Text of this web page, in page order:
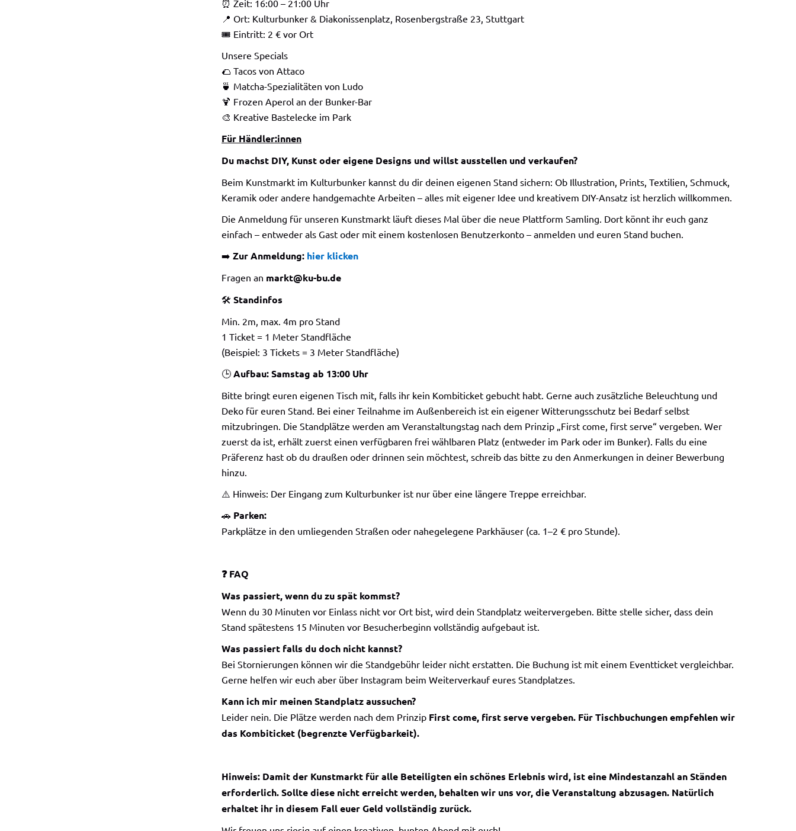
⏰ Zeit: 16:00 – 21:00 Uhr
📍 Ort: Kulturbunker & Diakonissenplatz, Rosenbergstraße 23, Stuttgart
🎟️ Eintritt: 2 € vor Ort
Unsere Specials
🌮 Tacos von Attaco
🍵 Matcha-Spezialitäten von Ludo
🍹 Frozen Aperol an der Bunker-Bar
🎨 Kreative Bastelecke im Park
Für Händler:innen
Du machst DIY, Kunst oder eigene Designs und willst ausstellen und verkaufen?
Beim Kunstmarkt im Kulturbunker kannst du dir deinen eigenen Stand sichern: Ob Illustration, Prints, Textilien, Schmuck,
Keramik oder andere handgemachte Arbeiten – alles mit eigener Idee und kreativem DIY-Ansatz ist herzlich willkommen.
Die Anmeldung für unseren Kunstmarkt läuft dieses Mal über die neue Plattform Samling. Dort könnt ihr euch ganz
einfach – entweder als Gast oder mit einem kostenlosen Benutzerkonto – anmelden und euren Stand buchen.
➡️Zur Anmeldung: hier klicken
Fragen an markt@ku-bu.de
🛠️Standinfos
Min. 2m, max. 4m pro Stand
1 Ticket = 1 Meter Standfläche
(Beispiel: 3 Tickets = 3 Meter Standfläche)
🕒Aufbau: Samstag ab 13:00 Uhr
Bitte bringt euren eigenen Tisch mit, falls ihr kein Kombiticket gebucht habt. Gerne auch zusätzliche Beleuchtung und
Deko für euren Stand. Bei einer Teilnahme im Außenbereich ist ein eigener Witterungsschutz bei Bedarf selbst
mitzubringen. Die Standplätze werden am Veranstaltungstag nach dem Prinzip „First come, first serve“ vergeben. Wer
zuerst da ist, erhält zuerst einen verfügbaren frei wählbaren Platz (entweder im Park oder im Bunker). Falls du eine
Präferenz hast ob du draußen oder drinnen sein möchtest, schreib das bitte zu den Anmerkungen in deiner Bewerbung
hinzu.
⚠️ Hinweis: Der Eingang zum Kulturbunker ist nur über eine längere Treppe erreichbar.
🚗 Parken:
Parkplätze in den umliegenden Straßen oder nahegelegene Parkhäuser (ca. 1–2 € pro Stunde).
❓ FAQ
Was passiert, wenn du zu spät kommst?
Wenn du 30 Minuten vor Einlass nicht vor Ort bist, wird dein Standplatz weitervergeben. Bitte stelle sicher, dass dein
Stand spätestens 15 Minuten vor Besucherbeginn vollständig aufgebaut ist.
Was passiert falls du doch nicht kannst?
Bei Stornierungen können wir die Standgebühr leider nicht erstatten. Die Buchung ist mit einem Eventticket vergleichbar.
Gerne helfen wir euch aber über Instagram beim Weiterverkauf eures Standplatzes.
Kann ich mir meinen Standplatz aussuchen?
Leider nein. Die Plätze werden nach dem Prinzip First come, first serve vergeben. Für Tischbuchungen empfehlen wir
das Kombiticket (begrenzte Verfügbarkeit).
Hinweis: Damit der Kunstmarkt für alle Beteiligten ein schönes Erlebnis wird, ist eine Mindestanzahl an Ständen
erforderlich. Sollte diese nicht erreicht werden, behalten wir uns vor, die Veranstaltung abzusagen. Natürlich
erhaltet ihr in diesem Fall euer Geld vollständig zurück.